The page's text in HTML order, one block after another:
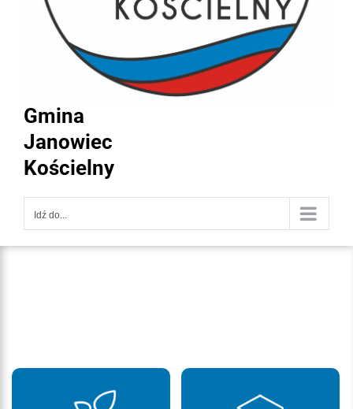
Gmina
Janowiec
Kościelny
Idź do...